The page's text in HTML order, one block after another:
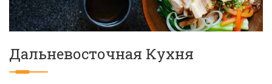
Дальневосточная Кухня